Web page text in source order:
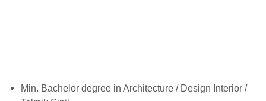
Min. Bachelor degree in Architecture / Design Interior /